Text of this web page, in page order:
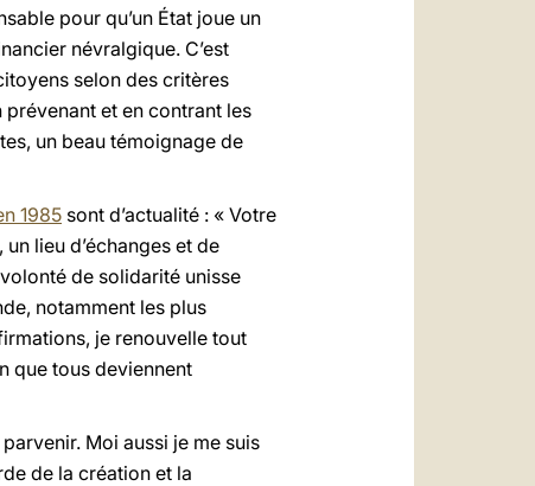
pour qu’un État joue un
névralgique. C’est
selon des critères
prévenant et en contrant les
un beau témoignage de
1985 sont d’actualité : « Votre
lieu d’échanges et de
de solidarité unisse
notamment les plus
je renouvelle tout
que tous deviennent
Moi aussi je me suis
de la création et la